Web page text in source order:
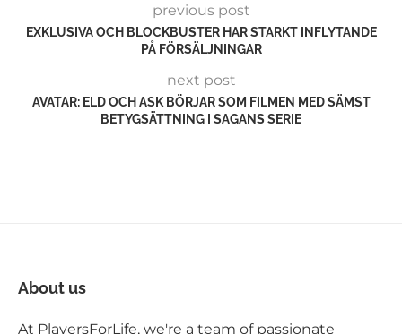
previous post
EXKLUSIVA OCH BLOCKBUSTER HAR STARKT INFLYTANDE
PÅ FÖRSÄLJNINGAR
next post
AVATAR: ELD OCH ASK BÖRJAR SOM FILMEN MED SÄMST
BETYGSÄTTNING I SAGANS SERIE
About us
At PlayersForLife, we're a team of passionate